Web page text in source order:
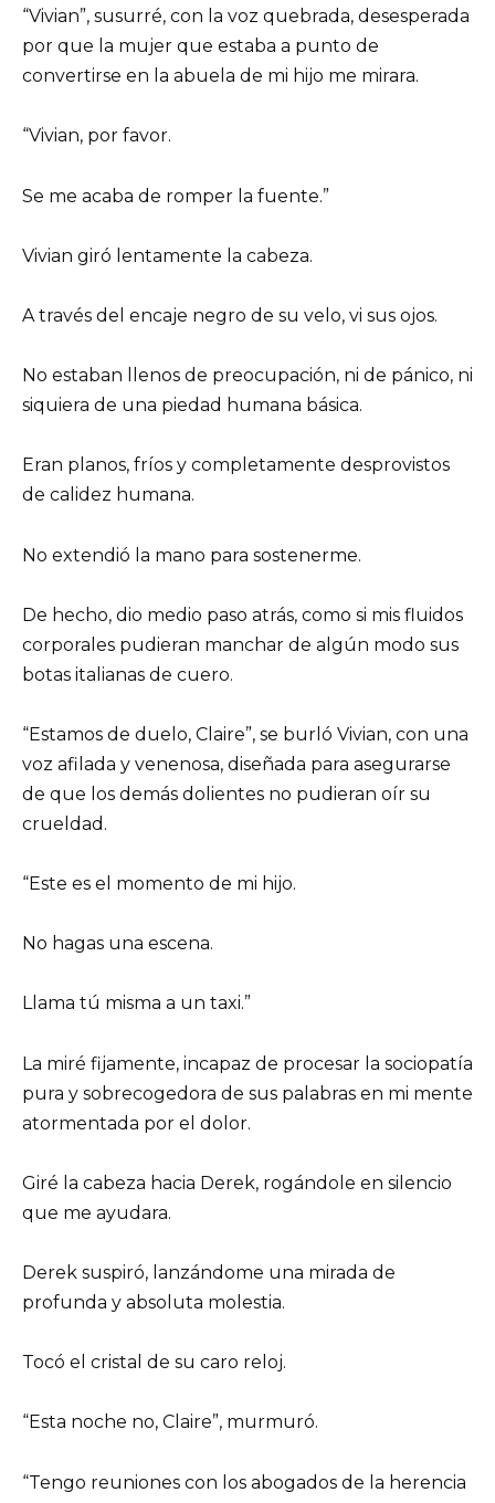
“Vivian”, susurré, con la voz quebrada, desesperada
por que la mujer que estaba a punto de
convertirse en la abuela de mi hijo me mirara.
“Vivian, por favor.
Se me acaba de romper la fuente.”
Vivian giró lentamente la cabeza.
A través del encaje negro de su velo, vi sus ojos.
No estaban llenos de preocupación, ni de pánico, ni
siquiera de una piedad humana básica.
Eran planos, fríos y completamente desprovistos
de calidez humana.
No extendió la mano para sostenerme.
De hecho, dio medio paso atrás, como si mis fluidos
corporales pudieran manchar de algún modo sus
botas italianas de cuero.
“Estamos de duelo, Claire”, se burló Vivian, con una
voz afilada y venenosa, diseñada para asegurarse
de que los demás dolientes no pudieran oír su
crueldad.
“Este es el momento de mi hijo.
No hagas una escena.
Llama tú misma a un taxi.”
La miré fijamente, incapaz de procesar la sociopatía
pura y sobrecogedora de sus palabras en mi mente
atormentada por el dolor.
Giré la cabeza hacia Derek, rogándole en silencio
que me ayudara.
Derek suspiró, lanzándome una mirada de
profunda y absoluta molestia.
Tocó el cristal de su caro reloj.
“Esta noche no, Claire”, murmuró.
“Tengo reuniones con los abogados de la herencia